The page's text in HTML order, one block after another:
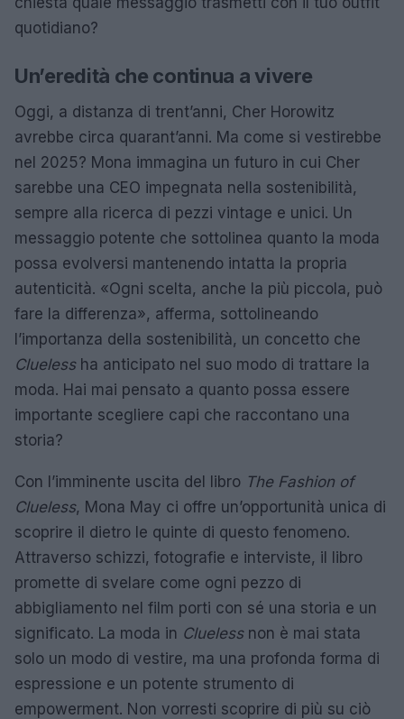
quotidiano?
Un’eredità che continua a vivere
Oggi, a distanza di trent’anni, Cher Horowitz
avrebbe circa quarant’anni. Ma come si vestirebbe
nel 2025? Mona immagina un futuro in cui Cher
sarebbe una CEO impegnata nella sostenibilità,
sempre alla ricerca di pezzi vintage e unici. Un
messaggio potente che sottolinea quanto la moda
possa evolversi mantenendo intatta la propria
autenticità. «Ogni scelta, anche la più piccola, può
fare la differenza», afferma, sottolineando
l’importanza della sostenibilità, un concetto che
Cluelessha anticipato nel suo modo di trattare la
moda. Hai mai pensato a quanto possa essere
importante scegliere capi che raccontano una
storia?
Con l’imminente uscita del libro The Fashion of
Clueless, Mona May ci offre un’opportunità unica di
scoprire il dietro le quinte di questo fenomeno.
Attraverso schizzi, fotografie e interviste, il libro
promette di svelare come ogni pezzo di
abbigliamento nel film porti con sé una storia e un
significato. La moda in Cluelessnon è mai stata
solo un modo di vestire, ma una profonda forma di
espressione e un potente strumento di
empowerment. Non vorresti scoprire di più su ciò